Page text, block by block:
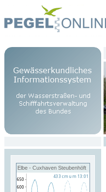
Elbe - Cuxhaven Steubenhöft